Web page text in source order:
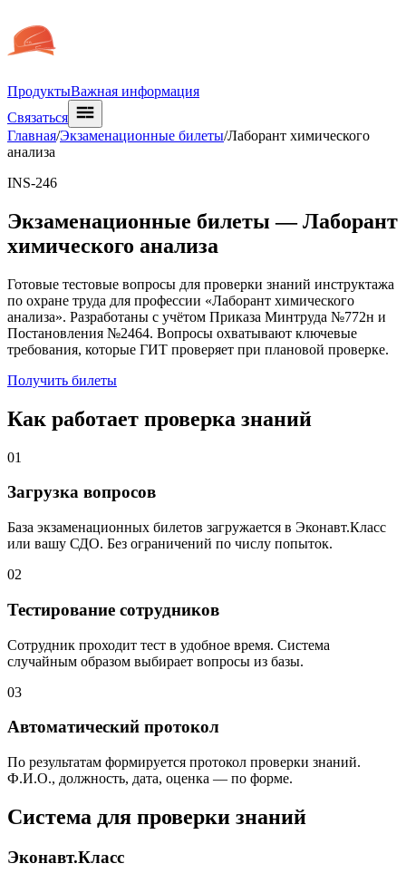
ПродуктыВажная информация
Связаться
Главная/Экзаменационные билеты/Лаборант химического
анализа
INS-246
Экзаменационные билеты —Лаборант
химического анализа
Готовые тестовые вопросы для проверки знаний инструктажа
по охране труда для профессии «Лаборант химического
анализа». Разработаны с учётом Приказа Минтруда №772н и
Постановления №2464. Вопросы охватывают ключевые
требования, которые ГИТ проверяет при плановой проверке.
Получить билеты
Как работает проверка знаний
01
Загрузка вопросов
База экзаменационных билетов загружается в Эконавт.Класс
или вашу СДО. Без ограничений по числу попыток.
02
Тестирование сотрудников
Сотрудник проходит тест в удобное время. Система
случайным образом выбирает вопросы из базы.
03
Автоматический протокол
По результатам формируется протокол проверки знаний.
Ф.И.О., должность, дата, оценка — по форме.
Система для проверки знаний
Эконавт.Класс